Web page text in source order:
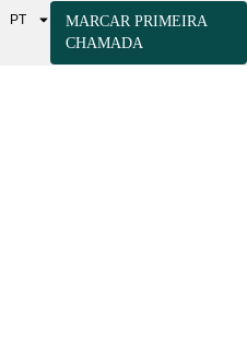
PT
MARCAR PRIMEIRA
CHAMADA